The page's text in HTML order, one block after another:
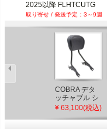
2025以降 FLHTCUTG
3～9週
COBRA デタ
ッチャブル シ
ーシーバー ブ
¥ 63,100(税込)